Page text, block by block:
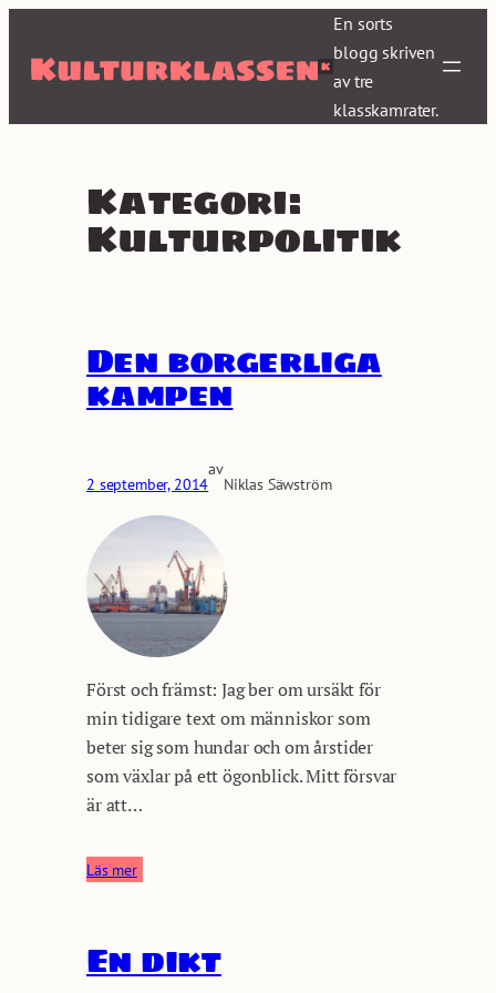
innehåll
En sorts
blogg skriven
av tre
klasskamrater.
Kategori:
Kulturpolitik
Den borgerliga
kampen
2 september, 2014
av
Niklas Säwström
Först och främst: Jag ber om ursäkt för
min tidigare text om människor som
beter sig som hundar och om årstider
som växlar på ett ögonblick. Mitt försvar
är att…
Läs mer
:
n
b
En dikt